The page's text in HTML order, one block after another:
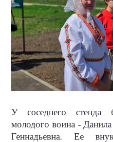
У соседнего стенда
молодого воина -
Геннадьевна. Ее